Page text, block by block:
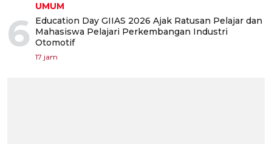
6
UMUM
Education Day GIIAS 2026 Ajak Ratusan Pelajar dan
Mahasiswa Pelajari Perkembangan Industri
Otomotif
17 jam